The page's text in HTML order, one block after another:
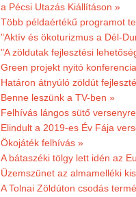
a Pécsi Utazás Kiállításon »
Több példaértékű programot
"Aktív és ökoturizmus a Dél-
"A zöldutak fejlesztési
Green projekt nyitó
Határon átnyúló zöldút
Benne leszünk a TV-ben »
Felhívás lángos sütő
Elindult a 2019-es Év Fája
Ökojáték felhívás »
A bátaszéki tölgy lett idén az
Üzemszünet az almamelléki
A Tolnai Zöldúton csodás